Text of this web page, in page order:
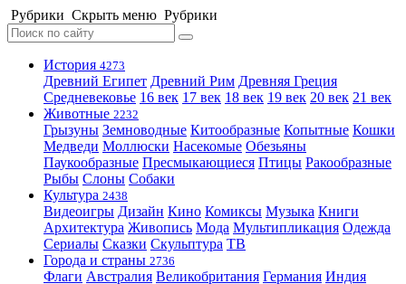
Рубрики Скрыть меню Рубрики
История 4273
Древний Египет Древний Рим Древняя Греция
Средневековье 16 век 17 век 18 век 19 век 20 век 21 век
Животные 2232
Грызуны Земноводные Китообразные Копытные Кошки
Медведи Моллюски Насекомые Обезьяны
Паукообразные Пресмыкающиеся Птицы Ракообразные
Рыбы Слоны Собаки
Культура 2438
Видеоигры Дизайн Кино Комиксы Музыка Книги
Архитектура Живопись Мода Мультипликация Одежда
Сериалы Сказки Скульптура ТВ
Города и страны 2736
Флаги Австралия Великобритания Германия Индия